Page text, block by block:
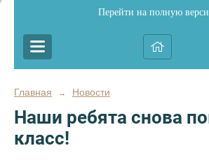
Перейти на полную
Главная → Новости
Наши ребята снова
класс!